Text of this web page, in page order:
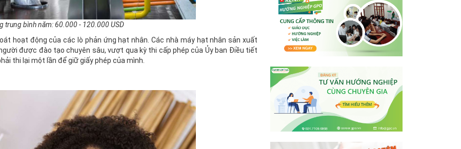
trung bình năm: 60.000 - 120.000 USD
hoạt động của các lò phản ứng hạt nhân. Các nhà máy hạt nhân sản xuất
được đào tạo chuyên sâu, vượt qua kỳ thi cấp phép của Ủy ban Điều tiết
thi lại một lần để giữ giấy phép của mình.